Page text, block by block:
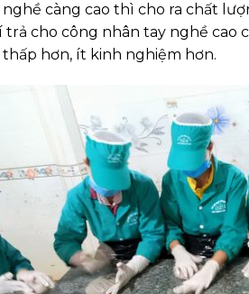
càng cao thì cho ra chất
cho công nhân tay nghề cao
hơn, ít kinh nghiệm hơn.